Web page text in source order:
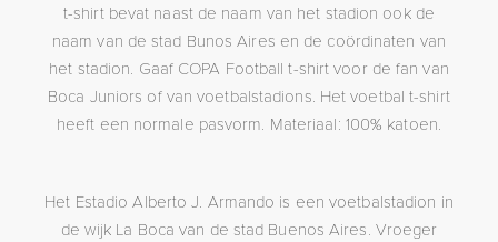
t-shirt bevat naast de naam van het stadion ook de
naam van de stad Bunos Aires en de coördinaten van
het stadion. Gaaf COPA Football t-shirt voor de fan van
Boca Juniors of van voetbalstadions. Het voetbal t-shirt
heeft een normale pasvorm. Materiaal: 100% katoen.
Het Estadio Alberto J. Armando is een voetbalstadion in
de wijk La Boca van de stad Buenos Aires. Vroeger